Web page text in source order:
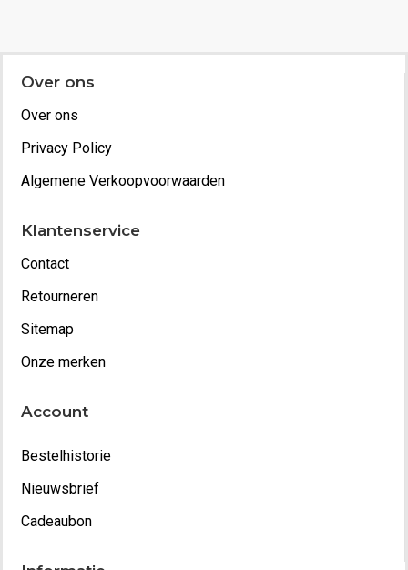
Over ons
Over ons
Privacy Policy
Algemene Verkoopvoorwaarden
Klantenservice
Contact
Retourneren
Sitemap
Onze merken
Account
Bestelhistorie
Nieuwsbrief
Cadeaubon